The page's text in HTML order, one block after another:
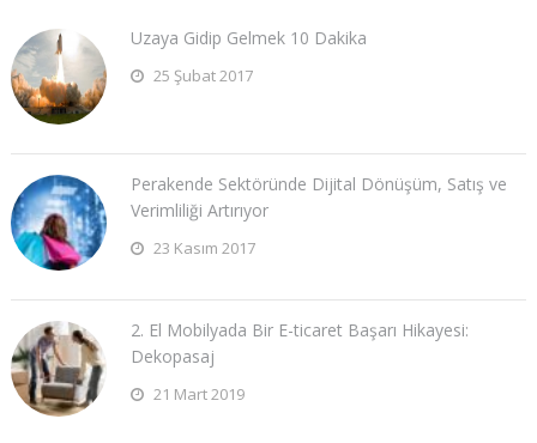
Uzaya Gidip Gelmek 10 Dakika
25 Şubat 2017
Perakende Sektöründe Dijital Dönüşüm, Satış ve
Verimliliği Artırıyor
23 Kasım 2017
2. El Mobilyada Bir E-ticaret Başarı Hikayesi:
Dekopasaj
21 Mart 2019